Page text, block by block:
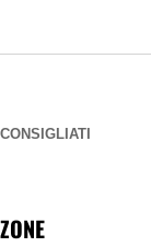
CONSIGLIATI
ZONE